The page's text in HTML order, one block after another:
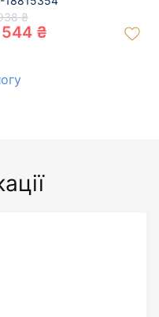
₴
₴